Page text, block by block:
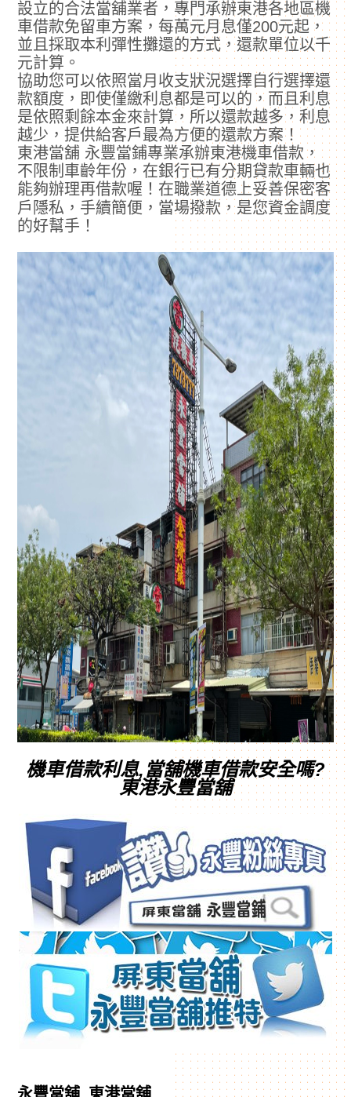
設立的合法當舖業者，專門承辦東港各地區機
車借款免留車方案，每萬元月息僅200元起，
並且採取本利彈性攤還的方式，還款單位以千
元計算。
協助您可以依照當月收支狀況選擇自行選擇還
款額度，即使僅繳利息都是可以的，而且利息
是依照剩餘本金來計算，所以還款越多，利息
越少，提供給客戶最為方便的還款方案！
東港當舖 永豐當鋪專業承辦東港機車借款，
不限制車齡年份，在銀行已有分期貸款車輛也
能夠辦理再借款喔！在職業道德上妥善保密客
戶隱私，手續簡便，當場撥款，是您資金調度
的好幫手！
機車借款利息,當舖機車借款安全嗎?
東港永豐當舖